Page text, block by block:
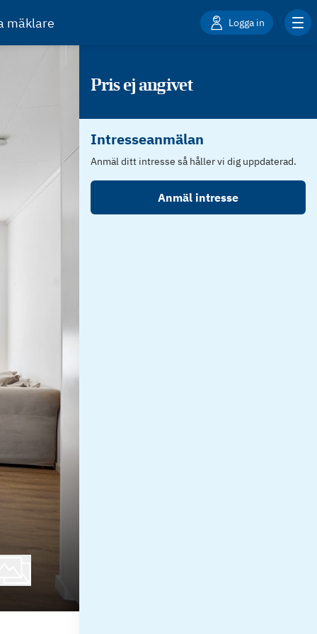
mäklare Logga in
Pris ej angivet
Intresseanmälan
Anmäl ditt intresse så håller vi dig uppdaterad.
Anmäl intresse